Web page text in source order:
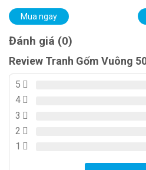
Được
xếp
hạng
5
sao
Mua ngay
xếp
Đánh giá (0)
Review Tranh Gốm Vuông
5
4
3
2
1